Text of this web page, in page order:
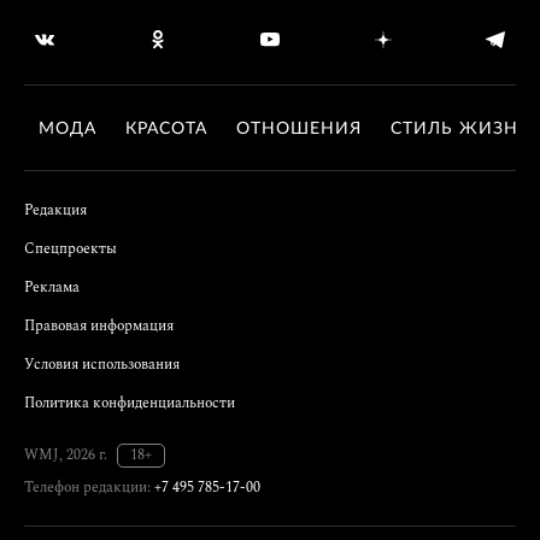
МОДА КРАСОТА ОТНОШЕНИЯ СТИЛЬ ЖИЗНИ
Редакция
Спецпроекты
Реклама
Правовая информация
Условия использования
Политика конфиденциальности
WMJ, 2026 г.
18+
Телефон редакции: +7 495 785-17-00